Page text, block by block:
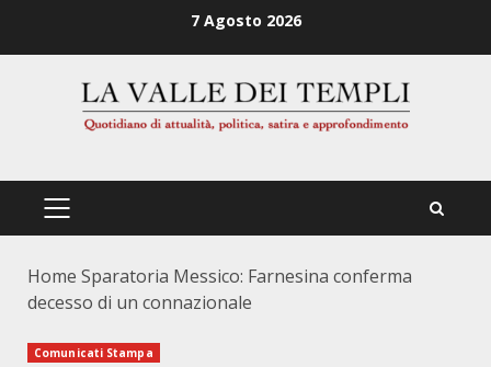
7 Agosto 2026
PRIMÄRES
Home Sparatoria Messico: Farnesina conferma
decesso di un connazionale
Comunicati Stampa